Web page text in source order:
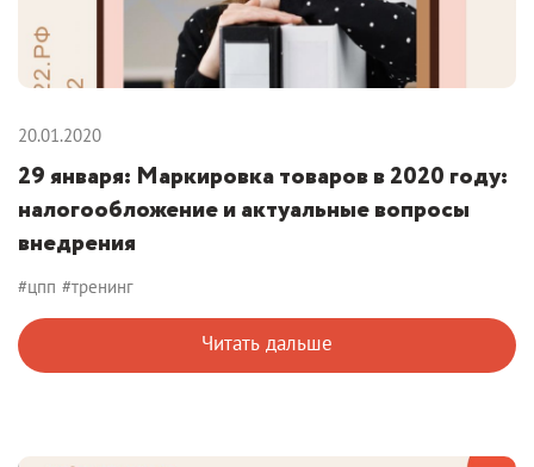
20.01.2020
29 января: Маркировка товаров в 2020 году:
налогообложение и актуальные вопросы
внедрения
#цпп #тренинг
Читать дальше